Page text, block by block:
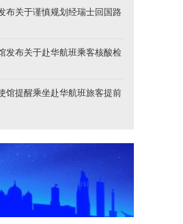
布关于谨慎规划经瑞士回国路
发布关于赴华航班乘客核酸检
馆提醒乘坐赴华航班旅客提前